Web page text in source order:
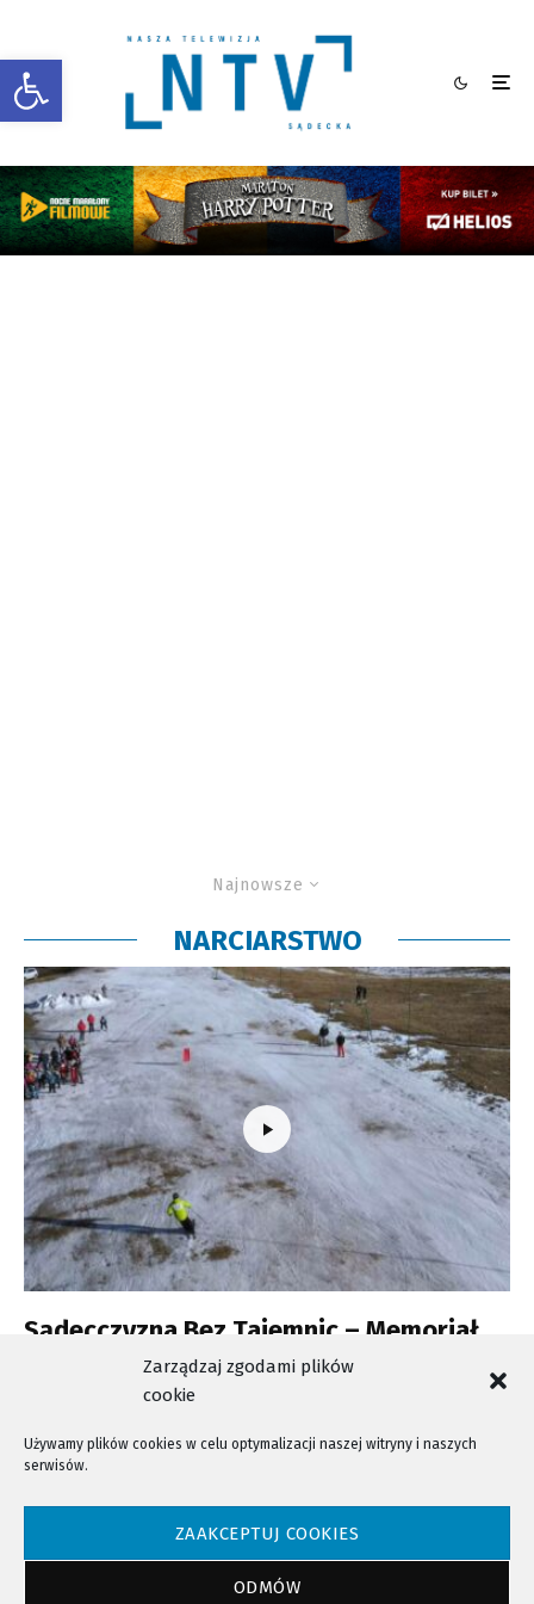
Otwórz pasek narzędzi
Zarządzaj zgodami plików
cookie
Używamy plików cookies w celu optymalizacji naszej witryny i naszych
serwisów.
ZAAKCEPTUJ COOKIES
ODMÓW
Najnowsze
NARCIARSTWO
Sądecczyzna Bez Tajemnic – Memoriał
Franciszka Zięby
NTV - Nasza Telewizja Sądecka © 2023 Wszystkie prawa zastrzeżone!